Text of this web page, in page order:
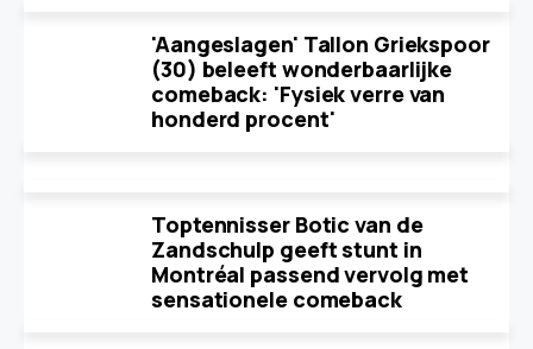
'Aangeslagen' Tallon Griekspoor
(30) beleeft wonderbaarlijke
comeback: 'Fysiek verre van
honderd procent'
Toptennisser Botic van de
Zandschulp geeft stunt in
Montréal passend vervolg met
sensationele comeback